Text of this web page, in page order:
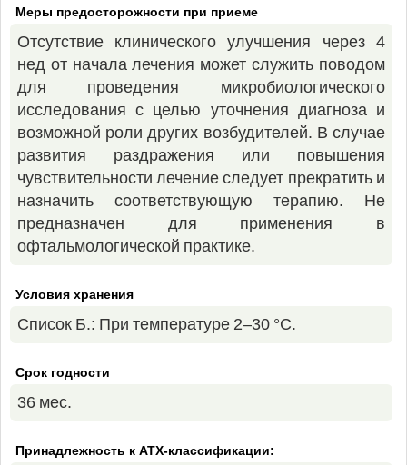
Меры предосторожности при приеме
Отсутствие клинического улучшения через 4
нед от начала лечения может служить поводом
для проведения микробиологического
исследования с целью уточнения диагноза и
возможной роли других возбудителей. В случае
развития раздражения или повышения
чувствительности лечение следует прекратить и
назначить соответствующую терапию. Не
предназначен для применения в
офтальмологической практике.
Условия хранения
Список Б.: При температуре 2–30 °C.
Срок годности
36 мес.
Принадлежность к ATX-классификации: